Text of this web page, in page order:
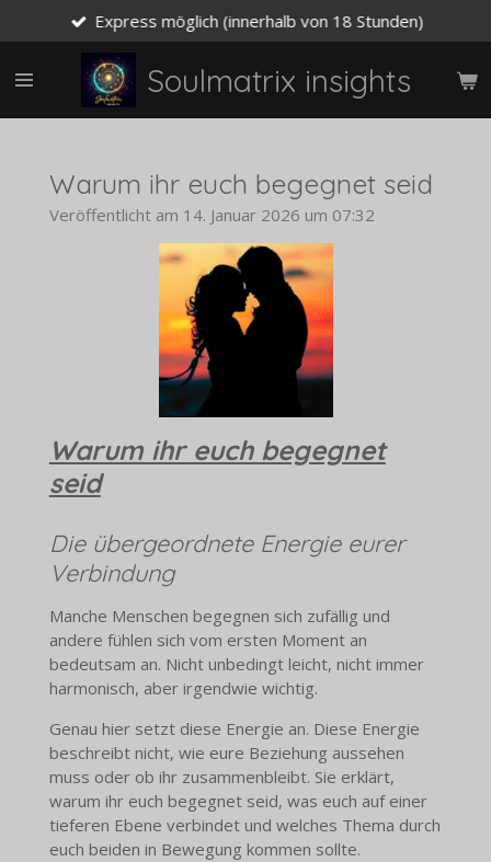
Hauptinhalt
springen
Soulmatrix insights
Express möglich (innerhalb von 18 Stunden)
Warum ihr euch begegnet seid
Veröffentlicht am 14. Januar 2026 um 07:32
Warum ihr euch begegnet
seid
Die übergeordnete Energie eurer
Verbindung
Manche Menschen begegnen sich zufällig und
andere fühlen sich vom ersten Moment an
bedeutsam an. Nicht unbedingt leicht, nicht immer
harmonisch, aber irgendwie wichtig.
Genau hier setzt diese Energie an. Diese Energie
beschreibt nicht, wie eure Beziehung aussehen
muss oder ob ihr zusammenbleibt. Sie erklärt,
warum ihr euch begegnet seid, was euch auf einer
tieferen Ebene verbindet und welches Thema durch
euch beiden in Bewegung kommen sollte.